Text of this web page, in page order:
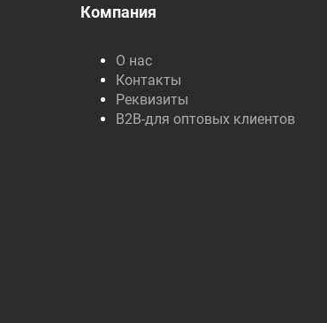
Компания
О нас
Контакты
Реквизиты
B2B-для оптовых клиентов